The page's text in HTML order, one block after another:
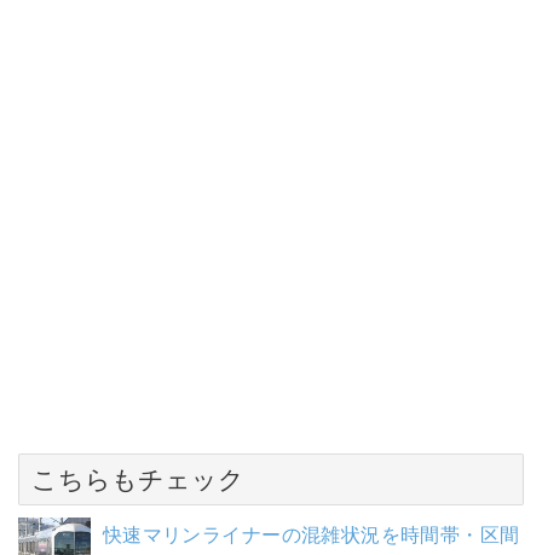
こちらもチェック
快速マリンライナーの混雑状況を時間帯・区間